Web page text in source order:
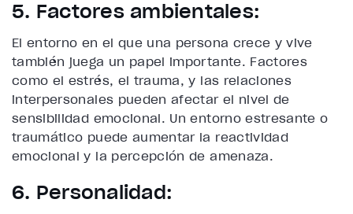
5. Factores ambientales:
El entorno en el que una persona crece y vive
también juega un papel importante. Factores
como el estrés, el trauma, y las relaciones
interpersonales pueden afectar el nivel de
sensibilidad emocional. Un entorno estresante o
traumático puede aumentar la reactividad
emocional y la percepción de amenaza.
6. Personalidad: